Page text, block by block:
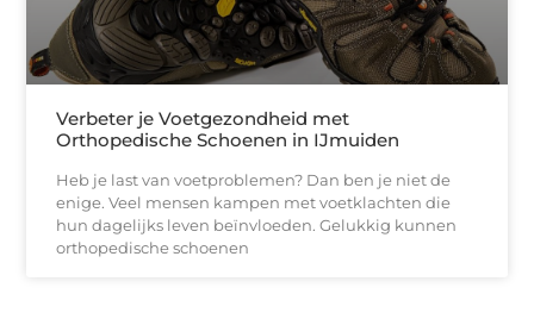
Verbeter je Voetgezondheid met
Orthopedische Schoenen in IJmuiden
Heb je last van voetproblemen? Dan ben je niet de
enige. Veel mensen kampen met voetklachten die
hun dagelijks leven beïnvloeden. Gelukkig kunnen
orthopedische schoenen